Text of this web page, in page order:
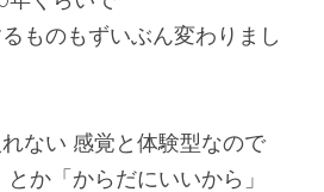
ものもずいぶん変わりまし
ない 感覚と体験型なので
とか「からだにいいから」